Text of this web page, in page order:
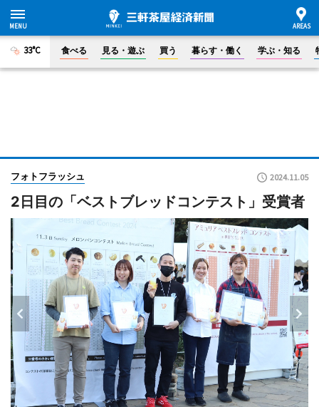
33°C 食べる 見る・遊ぶ 買う 暮らす・働く 学ぶ・知る
フォトフラッシュ 2024.11.05
2日目の「ベストブレッドコンテスト」受賞者